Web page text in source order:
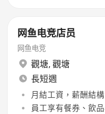
网鱼电竞店员
网鱼电竞
觀塘, 觀塘
長短週
月結工資，薪酬結
員工享有餐券、飲